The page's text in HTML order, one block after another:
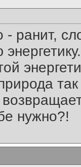
- ранит,
нужно?!